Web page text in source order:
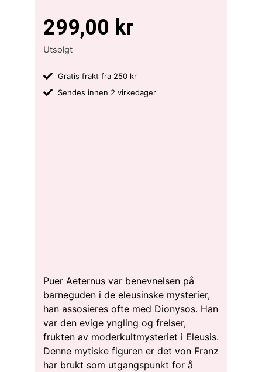
299,00 kr
Utsolgt
Gratis frakt fra 250 kr
Sendes innen 2 virkedager
Puer Aeternus var benevnelsen på
barneguden i de eleusinske mysterier,
han assosieres ofte med Dionysos. Han
var den evige yngling og frelser,
frukten av moderkultmysteriet i Eleusis.
Denne mytiske figuren er det von Franz
har brukt som utgangspunkt for å